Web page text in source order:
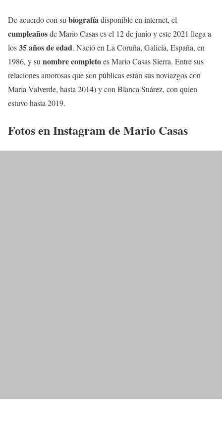
De acuerdo con su biografíadisponible en internet, el
cumpleañosde Mario Casas es el 12 de junio y este 2021 llega a
los35 años de edad. Nació en La Coruña, Galicia, España, en
1986, y su nombre completoes Mario Casas Sierra. Entre sus
relaciones amorosas que son públicas están sus noviazgos con
María Valverde, hasta 2014) y con Blanca Suárez, con quien
estuvo hasta 2019.
Fotos en Instagram de Mario Casas